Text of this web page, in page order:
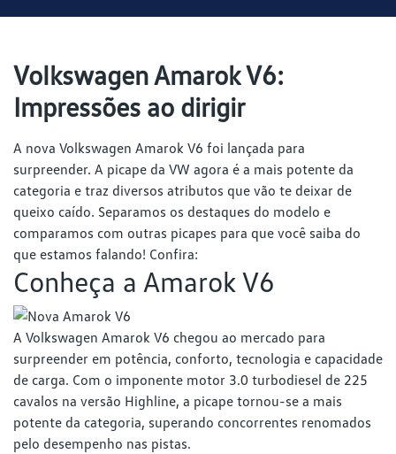
Volkswagen Amarok V6:
Impressões ao dirigir
A nova Volkswagen Amarok V6 foi lançada para
surpreender. A picape da VW agora é a mais potente da
categoria e traz diversos atributos que vão te deixar de
queixo caído. Separamos os destaques do modelo e
comparamos com outras picapes para que você saiba do
que estamos falando! Confira:
Conheça a Amarok V6
A Volkswagen Amarok V6 chegou ao mercado para
surpreender em potência, conforto, tecnologia e capacidade
de carga. Com o imponente motor 3.0 turbodiesel de 225
cavalos na versão Highline, a picape tornou-se a mais
potente da categoria, superando concorrentes renomados
pelo desempenho nas pistas.